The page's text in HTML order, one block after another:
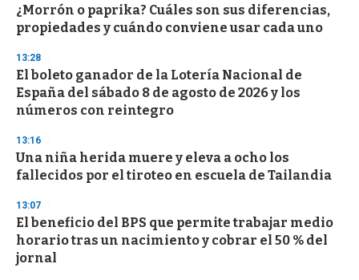
¿Morrón o paprika? Cuáles son sus diferencias,
propiedades y cuándo conviene usar cada uno
13:28
El boleto ganador de la Lotería Nacional de
España del sábado 8 de agosto de 2026 y los
números con reintegro
13:16
Una niña herida muere y eleva a ocho los
fallecidos por el tiroteo en escuela de Tailandia
13:07
El beneficio del BPS que permite trabajar medio
horario tras un nacimiento y cobrar el 50 % del
jornal